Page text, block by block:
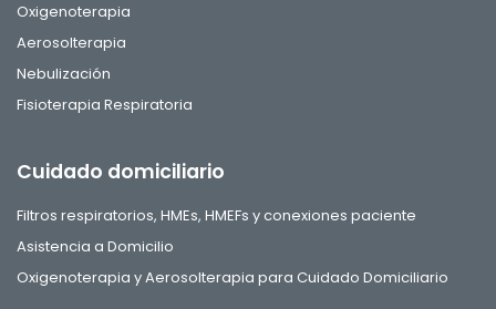
Oxigenoterapia
Aerosolterapia
Nebulización
Fisioterapia Respiratoria
Cuidado domiciliario
Filtros respiratorios, HMEs, HMEFs y conexiones paciente
Asistencia a Domicilio
Oxigenoterapia y Aerosolterapia para Cuidado Domiciliario